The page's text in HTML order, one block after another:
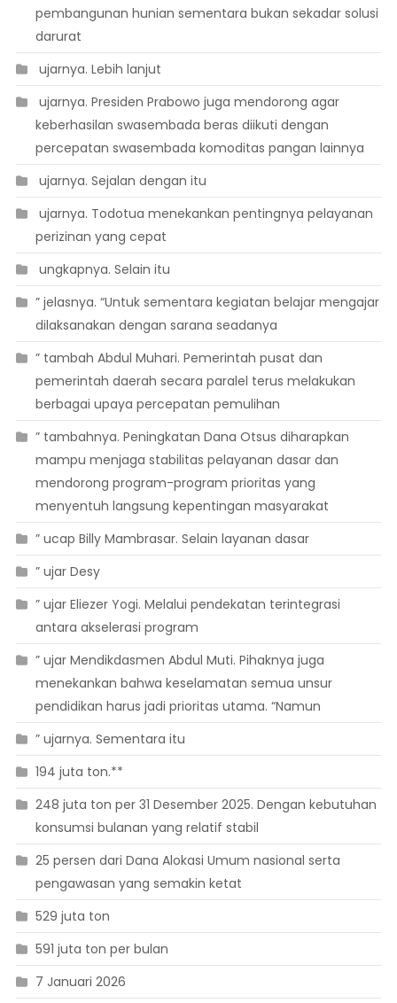
pembangunan hunian sementara bukan sekadar solusi
darurat
 ujarnya. Lebih lanjut
 ujarnya. Presiden Prabowo juga mendorong agar
keberhasilan swasembada beras diikuti dengan
percepatan swasembada komoditas pangan lainnya
 ujarnya. Sejalan dengan itu
 ujarnya. Todotua menekankan pentingnya pelayanan
perizinan yang cepat
 ungkapnya. Selain itu
” jelasnya. “Untuk sementara kegiatan belajar mengajar
dilaksanakan dengan sarana seadanya
” tambah Abdul Muhari. Pemerintah pusat dan
pemerintah daerah secara paralel terus melakukan
berbagai upaya percepatan pemulihan
” tambahnya. Peningkatan Dana Otsus diharapkan
mampu menjaga stabilitas pelayanan dasar dan
mendorong program-program prioritas yang
menyentuh langsung kepentingan masyarakat
” ucap Billy Mambrasar. Selain layanan dasar
” ujar Desy
” ujar Eliezer Yogi. Melalui pendekatan terintegrasi
antara akselerasi program
” ujar Mendikdasmen Abdul Muti. Pihaknya juga
menekankan bahwa keselamatan semua unsur
pendidikan harus jadi prioritas utama. “Namun
” ujarnya. Sementara itu
194 juta ton.**
248 juta ton per 31 Desember 2025. Dengan kebutuhan
konsumsi bulanan yang relatif stabil
25 persen dari Dana Alokasi Umum nasional serta
pengawasan yang semakin ketat
529 juta ton
591 juta ton per bulan
7 Januari 2026